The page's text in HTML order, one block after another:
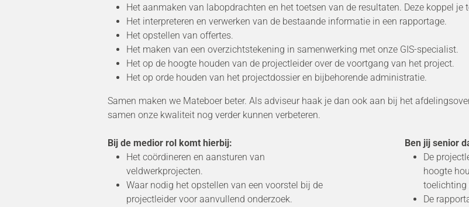
Het aanmaken van labopdrachten en het toetsen van de resultaten. Deze koppel je
Het interpreteren en verwerken van de bestaande informatie in een rapportage.
Het opstellen van offertes.
Het maken van een overzichtstekening in samenwerking met onze GIS-specialist.
Het op de hoogte houden van de projectleider over de voortgang van het project.
Het op orde houden van het projectdossier en bijbehorende administratie.
Samen maken we Mateboer beter. Als adviseur haak je dan ook aan bij het
samen onze kwaliteit nog verder kunnen verbeteren.
Bij de medior rol komt hierbij:
Het coördineren en aansturen van
veldwerkprojecten.
Waar nodig het opstellen van een voorstel bij de
projectleider voor aanvullend onderzoek.
Ben jij senior
De
hoogte
toelichting
De